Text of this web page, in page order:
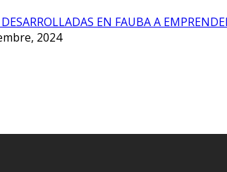
EN FAUBA A
2024